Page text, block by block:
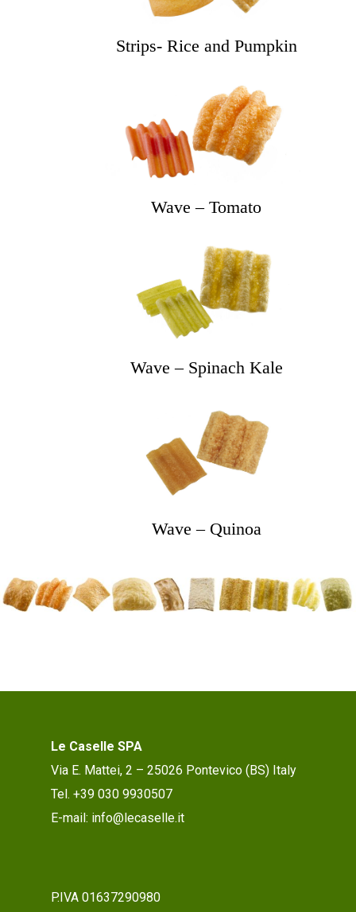
Strips- Rice and Pumpkin
Wave – Tomato
Wave – Spinach Kale
Wave – Quinoa
Le Caselle SPA
Via E. Mattei, 2 – 25026 Pontevico (BS) Italy
Tel. +39 030 9930507
E-mail: info@lecaselle.it
P.IVA 01637290980